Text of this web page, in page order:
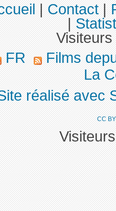
|Contact|
|
FR
Films
La
réalisé avec
CC